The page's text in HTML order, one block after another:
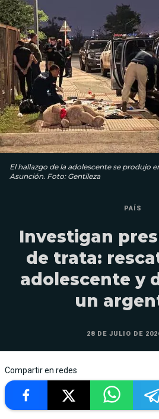
El hallazgo de la adolescente se produjo
Asunción. Foto: Gentileza
PAÍS
Investigan
de trata:
adolescente y
un
28 DE JULIO DE
Compartir en redes